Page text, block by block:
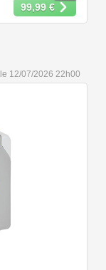
2 vous
et GB/T.
à la norme
les EV et
modèles
Kona, Leaf,
l'eau - IP54,
Testé avec
de charge de 2
les risques
99,99 €
12/07/2026 22h00